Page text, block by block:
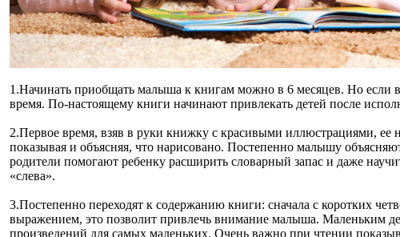
1.Начинать приобщать малыша к книгам можно в 6 месяцев. Но если
время. По-настоящему книги начинают привлекать детей после
2.Первое время, взяв в руки книжку с красивыми иллюстрациями, ее
показывая и объясняя, что нарисовано. Постепенно малышу
родители помогают ребенку расширить словарный запас и даже
«слева».
3.Постепенно переходят к содержанию книги: сначала с коротких
выражением, это позволит привлечь внимание малыша. Маленьким
произведений для самых маленьких. Очень важно при чтении